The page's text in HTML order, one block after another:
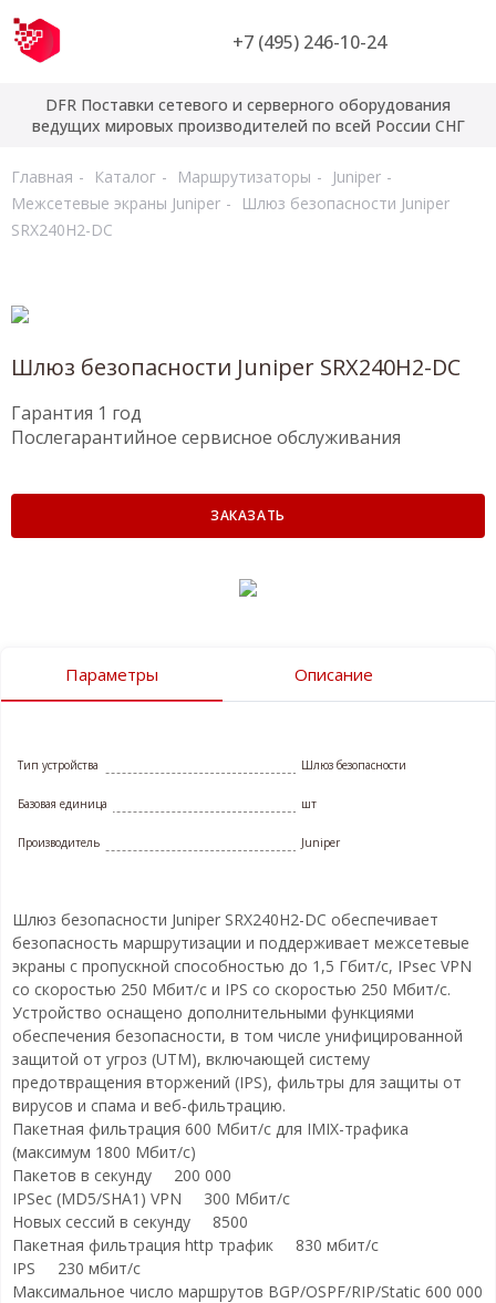
+7 (495) 246-10-24
DFR Поставки сетевого и серверного оборудования
ведущих мировых производителей по всей России СНГ
Главная Каталог Маршрутизаторы
Juniper
Межсетевые экраны Juniper
Шлюз безопасности Juniper
SRX240H2-DC
Шлюз безопасности Juniper SRX240H2-DC
Гарантия 1 год
Послегарантийное сервисное обслуживания
ЗАКАЗАТЬ
Параметры Описание
Тип устройства Шлюз безопасности
Базовая единица шт
Производитель Juniper
Шлюз безопасности Juniper SRX240H2-DC обеспечивает
безопасность маршрутизации и поддерживает межсетевые
экраны с пропускной способностью до 1,5 Гбит/с, IPsec VPN
со скоростью 250 Мбит/с и IPS со скоростью 250 Мбит/c.
Устройство оснащено дополнительными функциями
обеспечения безопасности, в том числе унифицированной
защитой от угроз (UTM), включающей систему
предотвращения вторжений (IPS), фильтры для защиты от
вирусов и спама и веб-фильтрацию.
Пакетная фильтрация 600 Мбит/с для IMIX-трафика
(максимум 1800 Мбит/с)
Пакетов в секунду 200 000
IPSec (MD5/SHA1) VPN 300 Mбит/с
Новых сессий в секунду 8500
Пакетная фильтрация http трафик 830 мбит/с
IPS 230 мбит/с
Максимальное число маршрутов BGP/OSPF/RIP/Static 600 000